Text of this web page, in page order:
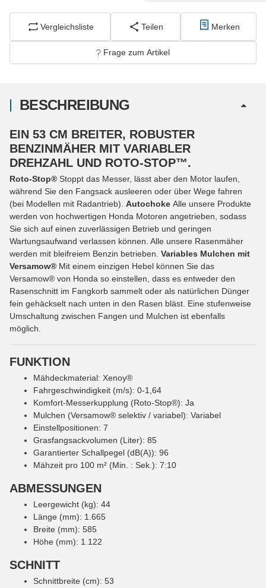
Vergleichsliste Teilen Merken
Frage zum Artikel
BESCHREIBUNG
EIN 53 CM BREITER, ROBUSTER
BENZINMÄHER MIT VARIABLER
DREHZAHL UND ROTO-STOP™.
Roto-Stop® Stoppt das Messer, lässt aber den Motor laufen,
während Sie den Fangsack ausleeren oder über Wege fahren
(bei Modellen mit Radantrieb). Autochoke Alle unsere Produkte
werden von hochwertigen Honda Motoren angetrieben, sodass
Sie sich auf einen zuverlässigen Betrieb und geringen
Wartungsaufwand verlassen können. Alle unsere Rasenmäher
werden mit bleifreiem Benzin betrieben. Variables Mulchen mit
Versamow® Mit einem einzigen Hebel können Sie das
Versamow® von Honda so einstellen, dass es entweder den
Rasenschnitt im Fangkorb sammelt oder als natürlichen Dünger
fein gehäckselt nach unten in den Rasen bläst. Eine stufenweise
Umschaltung zwischen Fangen und Mulchen ist ebenfalls
möglich.
FUNKTION
Mähdeckmaterial: Xenoy®
Fahrgeschwindigkeit (m/s): 0-1,64
Komfort-Messerkupplung (Roto-Stop®): Ja
Mulchen (Versamow® selektiv / variabel): Variabel
Einstellpositionen: 7
Grasfangsackvolumen (Liter): 85
Garantierter Schallpegel (dB(A)): 96
Mähzeit pro 100 m² (Min. : Sek.): 7:10
ABMESSUNGEN
Leergewicht (kg): 44
Länge (mm): 1.665
Breite (mm): 585
Höhe (mm): 1.122
SCHNITT
Schnittbreite (cm): 53